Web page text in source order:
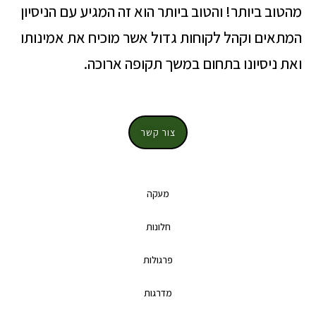
מהטוב ביותר! והטוב ביותר הוא זה המגיע עם הניסיון
המתאים וקהל לקוחות גדול אשר מוכיח את אמינותו
ואת ניסיונו בתחום במשך תקופה ארוכה.
צור קשר
מעקה
חלונות
פרגולות
מדרגות